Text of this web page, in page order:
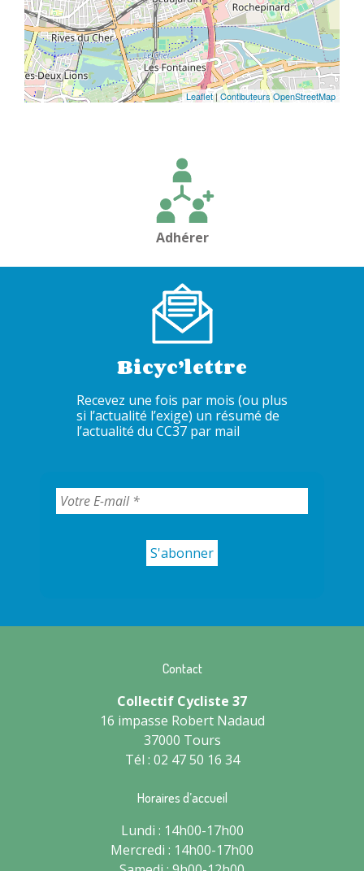
Leaflet| Contibuteurs OpenStreetMap
Adhérer
Bicyc’lettre
Recevez une fois par mois (ou plus
si l’actualité l’exige) un résumé de
l’actualité du CC37 par mail
Contact
Collectif Cycliste 37
16 impasse Robert Nadaud
37000 Tours
Tél : 02 47 50 16 34
Horaires d’accueil
Lundi : 14h00-17h00
Mercredi : 14h00-17h00